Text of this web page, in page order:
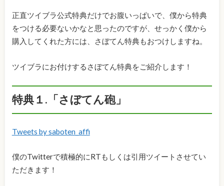
正直ツイブラ公式特典だけでお腹いっぱいで、僕から特典
をつける必要ないかなと思ったのですが、せっかく僕から
購入してくれた方には、さぼてん特典もおつけしますね。
ツイブラにお付けするさぼてん特典をご紹介します！
特典１.「さぼてん砲」
Tweets by saboten_affi
僕のTwitterで積極的にRTもしくは引用ツイートさせてい
ただきます！